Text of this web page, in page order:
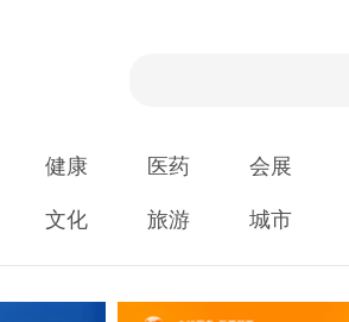
健康 医药 会展
文化 旅游 城市